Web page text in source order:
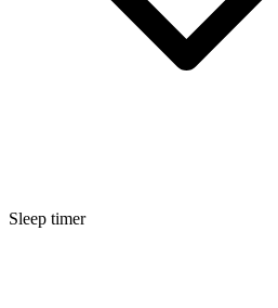
Sleep timer